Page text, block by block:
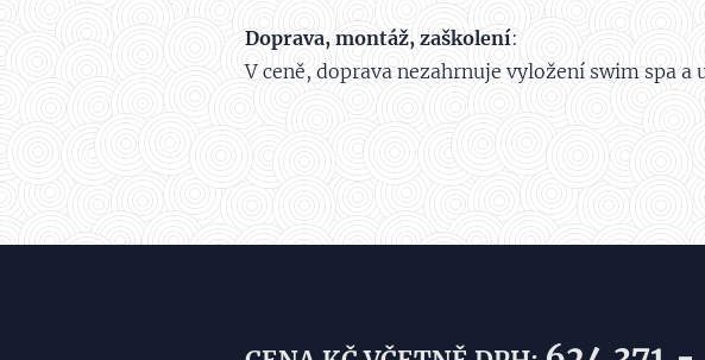
Doprava, montáž, zaškolení:
V ceně, doprava nezahrnuje vyložení swim spa